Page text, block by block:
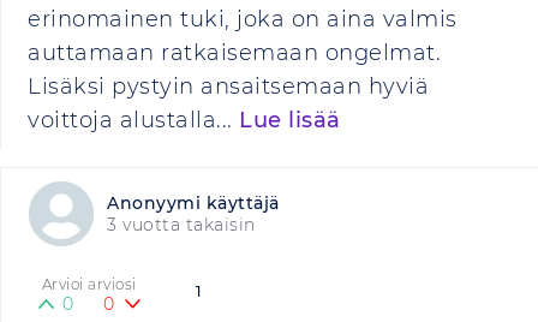
erinomainen tuki, joka on aina valmis
auttamaan ratkaisemaan ongelmat.
Lisäksi pystyin ansaitsemaan hyviä
voittoja alustalla... Lue lisää
Anonyymi käyttäjä
3 vuotta takaisin
1
Arvioi arviosi
0 0